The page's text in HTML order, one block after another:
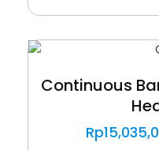
Continuous
Rp